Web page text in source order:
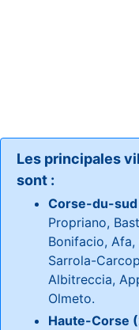
Les principales
sont :
Corse-du-
Propriano,
Bonifacio,
Sarrola-
Albitreccia,
Olmeto.
Haute-Corse